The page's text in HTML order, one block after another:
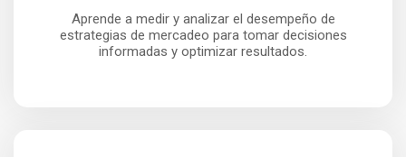
Aprende a medir y analizar el desempeño de
estrategias de mercadeo para tomar decisiones
informadas y optimizar resultados.